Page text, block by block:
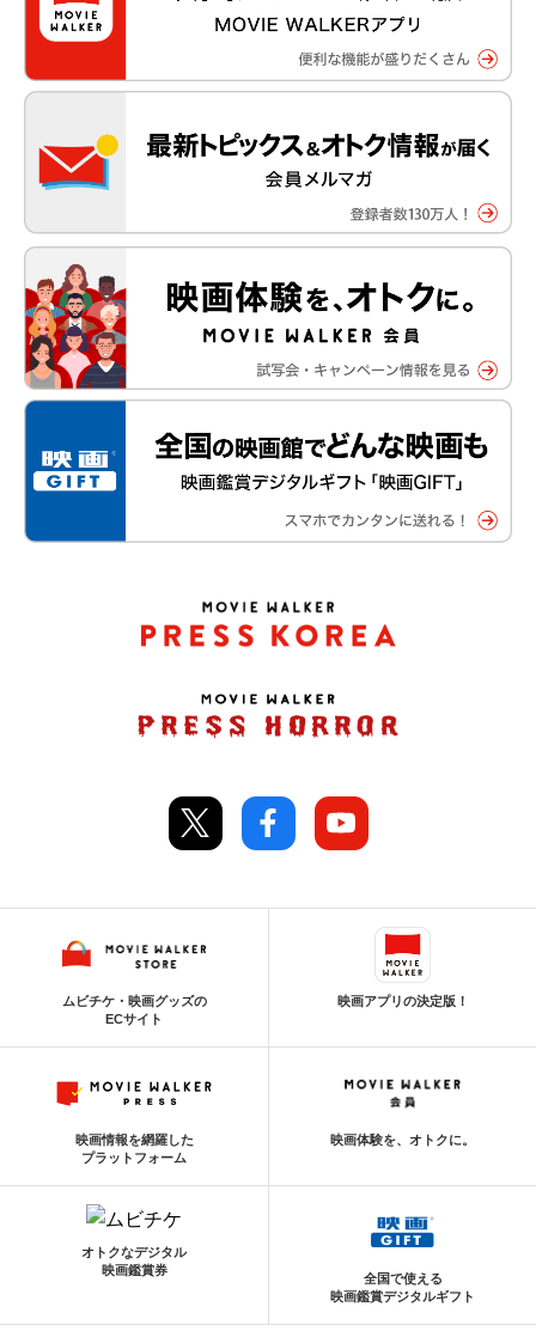
ムビチケ・映画グッズの
ECサイト
映画アプリの決定版！
映画情報を網羅した
プラットフォーム
映画体験を、オトクに。
オトクなデジタル
映画鑑賞券
全国で使える
映画鑑賞デジタルギフト